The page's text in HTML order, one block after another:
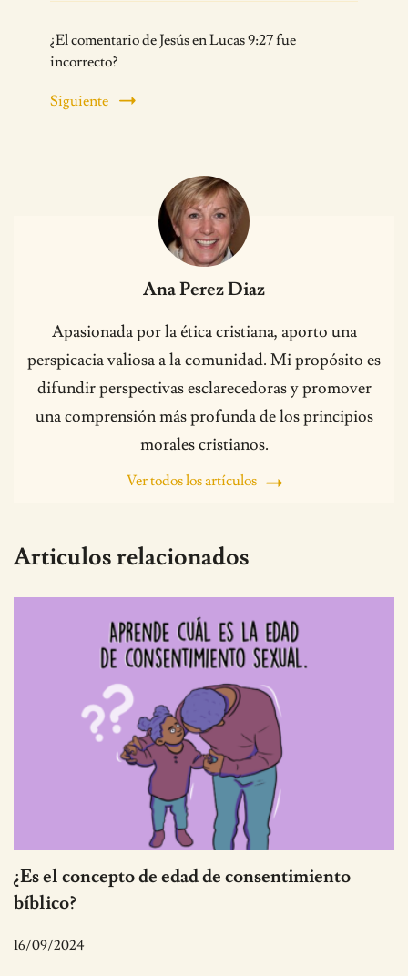
¿El comentario de Jesús en Lucas 9:27 fue
incorrecto?
Siguiente
Ana Perez Diaz
Apasionada por la ética cristiana, aporto una
perspicacia valiosa a la comunidad. Mi propósito es
difundir perspectivas esclarecedoras y promover
una comprensión más profunda de los principios
morales cristianos.
Ver todos los artículos
Articulos relacionados
¿Es el concepto de edad de consentimiento
bíblico?
16/09/2024